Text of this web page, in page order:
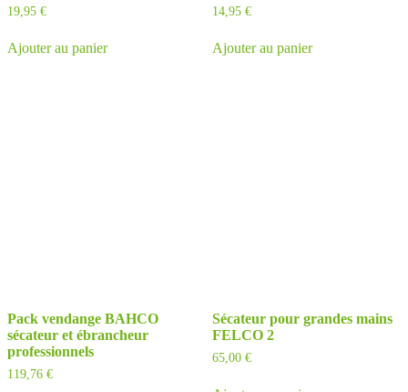
19,95 €
Ajouter au panier
14,95 €
Ajouter au panier
Pack vendange BAHCO
sécateur et ébrancheur
professionnels
119,76 €
Sécateur pour grandes mains
FELCO 2
65,00 €